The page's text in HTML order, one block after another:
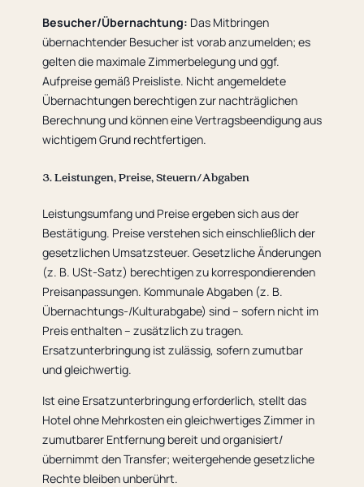
Besucher/Übernachtung: Das Mitbringen
übernachtender Besucher ist vorab anzumelden; es
gelten die maximale Zimmerbelegung und ggf.
Aufpreise gemäß Preisliste. Nicht angemeldete
Übernachtungen berechtigen zur nachträglichen
Berechnung und können eine Vertragsbeendigung aus
wichtigem Grund rechtfertigen.
3. Leistungen, Preise, Steuern/Abgaben
Leistungsumfang und Preise ergeben sich aus der
Bestätigung. Preise verstehen sich einschließlich der
gesetzlichen Umsatzsteuer. Gesetzliche Änderungen
(z. B. USt-Satz) berechtigen zu korrespondierenden
Preisanpassungen. Kommunale Abgaben (z. B.
Übernachtungs-/Kulturabgabe) sind – sofern nicht im
Preis enthalten – zusätzlich zu tragen.
Ersatzunterbringung ist zulässig, sofern zumutbar
und gleichwertig.
Ist eine Ersatzunterbringung erforderlich, stellt das
Hotel ohne Mehrkosten ein gleichwertiges Zimmer in
zumutbarer Entfernung bereit und organisiert/
übernimmt den Transfer; weitergehende gesetzliche
Rechte bleiben unberührt.